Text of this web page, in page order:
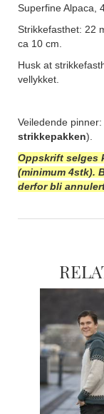
Superfine Alpaca,
Strikkefasthet: 22
ca 10 cm.
Husk at
vellykket.
Veiledende
strikkepakken).
Oppskrift selges
(minimum 4stk).
derfor bli